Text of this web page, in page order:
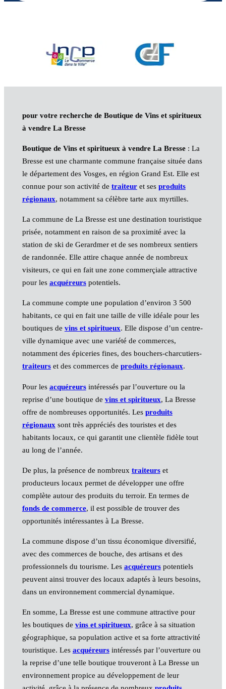
pour votre recherche de Boutique de Vins et spiritueux
à vendre La Bresse
Boutique de Vins et spiritueux à vendre La Bresse: La
Bresse est une charmante commune française située dans
le département des Vosges, en région Grand Est. Elle est
connue pour son activité de traiteuret ses produits
régionaux, notamment sa célèbre tarte aux myrtilles.
La commune de La Bresse est une destination touristique
prisée, notamment en raison de sa proximité avec la
station de ski de Gerardmer et de ses nombreux sentiers
de randonnée. Elle attire chaque année de nombreux
visiteurs, ce qui en fait une zone commerçiale attractive
pour les acquéreurspotentiels.
La commune compte une population d’environ 3 500
habitants, ce qui en fait une taille de ville idéale pour les
boutiques de vins et spiritueux. Elle dispose d’un centre-
ville dynamique avec une variété de commerces,
notamment des épiceries fines, des bouchers-charcutiers-
traiteurset des commerces de produits régionaux.
Pour les acquéreursintéressés par l’ouverture ou la
reprise d’une boutique de vins et spiritueux, La Bresse
offre de nombreuses opportunités. Les produits
régionaux sont très appréciés des touristes et des
habitants locaux, ce qui garantit une clientèle fidèle tout
au long de l’année.
De plus, la présence de nombreux traiteurset
producteurs locaux permet de développer une offre
complète autour des produits du terroir. En termes de
fonds de commerce, il est possible de trouver des
opportunités intéressantes à La Bresse.
La commune dispose d’un tissu économique diversifié,
avec des commerces de bouche, des artisans et des
professionnels du tourisme. Les acquéreurspotentiels
peuvent ainsi trouver des locaux adaptés à leurs besoins,
dans un environnement commercial dynamique.
En somme, La Bresse est une commune attractive pour
les boutiques de vins et spiritueux, grâce à sa situation
géographique, sa population active et sa forte attractivité
touristique. Les acquéreursintéressés par l’ouverture ou
la reprise d’une telle boutique trouveront à La Bresse un
environnement propice au développement de leur